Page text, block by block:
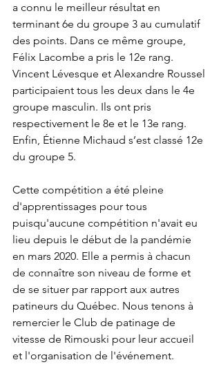
a connu le meilleur résultat en
terminant 6e du groupe 3 au cumulatif
des points. Dans ce même groupe,
Félix Lacombe a pris le 12e rang.
Vincent Lévesque et Alexandre Roussel
participaient tous les deux dans le 4e
groupe masculin. Ils ont pris
respectivement le 8e et le 13e rang.
Enfin, Étienne Michaud s’est classé 12e
du groupe 5.
Cette compétition a été pleine
d'apprentissages pour tous
puisqu'aucune compétition n'avait eu
lieu depuis le début de la pandémie
en mars 2020. Elle a permis à chacun
de connaître son niveau de forme et
de se situer par rapport aux autres
patineurs du Québec. Nous tenons à
remercier le Club de patinage de
vitesse de Rimouski pour leur accueil
et l'organisation de l'événement.